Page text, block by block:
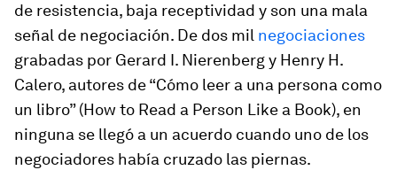
de resistencia, baja receptividad y son una mala
señal de negociación. De dos mil negociaciones
grabadas por Gerard I. Nierenberg y Henry H.
Calero, autores de “Cómo leer a una persona como
un libro” (How to Read a Person Like a Book), en
ninguna se llegó a un acuerdo cuando uno de los
negociadores había cruzado las piernas.